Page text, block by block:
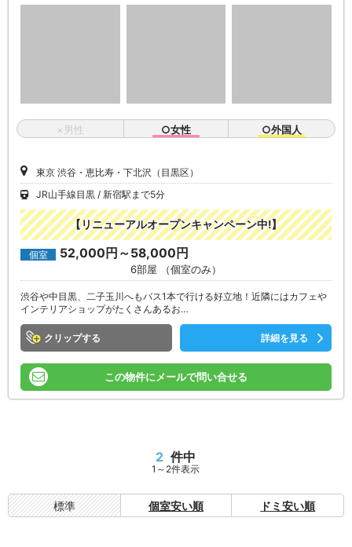
×男性 ○女性 ○外国人
東京 渋谷・恵比寿・下北沢（目黒区）
JR山手線目黒
新宿駅まで5分
【リニューアルオープンキャンペーン中!】
個室 52,000円～58,000円
6部屋 （個室のみ）
渋谷や中目黒、二子玉川へもバス1本で行ける好立地！近隣にはカフェや
インテリアショップがたくさんあるお…
クリップ 詳細を見る
この物件にメールで問い合せる
2 件中
1～2件表示
標準 個室安い順 ドミ安い順